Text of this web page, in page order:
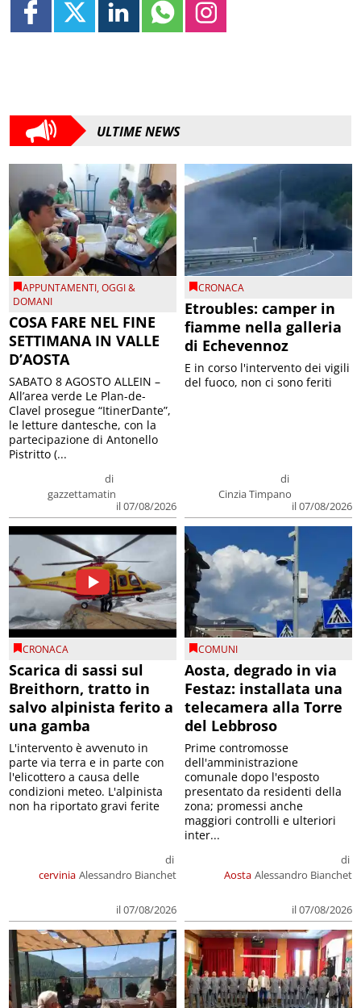
ULTIME NEWS
APPUNTAMENTI,OGGI &
DOMANI
COSA FARE NEL FINE
SETTIMANA IN VALLE
D’AOSTA
di
gazzettamatin
il 07/08/2026
SABATO 8 AGOSTO ALLEIN –
All’area verde Le Plan-de-
Clavel prosegue “ItinerDante”,
le letture dantesche, con la
partecipazione di Antonello
Pistritto (...
CRONACA
Etroubles: camper in
fiamme nella galleria
di Echevennoz
di
Cinzia Timpano
il 07/08/2026
E in corso l'intervento dei vigili
del fuoco, non ci sono feriti
CRONACA
Scarica di sassi sul
Breithorn, tratto in
salvo alpinista ferito a
una gamba
cervinia
di
Alessandro Bianchet
il 07/08/2026
L'intervento è avvenuto in
parte via terra e in parte con
l'elicottero a causa delle
condizioni meteo. L'alpinista
non ha riportato gravi ferite
COMUNI
Aosta, degrado in via
Festaz: installata una
telecamera alla Torre
del Lebbroso
Aosta
di
Alessandro Bianchet
il 07/08/2026
Prime contromosse
dell'amministrazione
comunale dopo l'esposto
presentato da residenti della
zona; promessi anche
maggiori controlli e ulteriori
inter...